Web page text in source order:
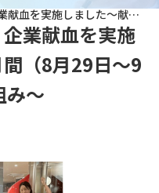
［社会貢献活動］企業献血を実施しました〜献血月間（8月29日〜9月30日）の取り組み〜
企業献血を実施
（8月29日〜9
み〜